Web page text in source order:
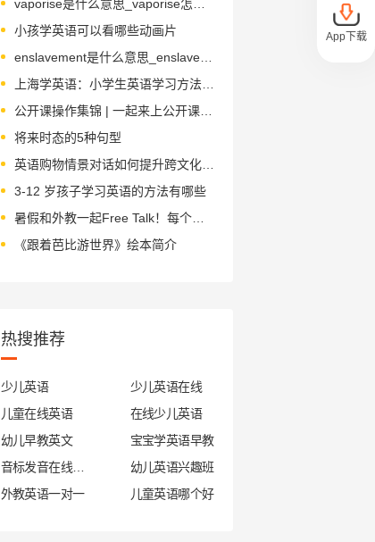
小孩学英语可以看哪些动画片
enslavement是什么意思_enslavement怎么读_音标ɪn'sleɪvmənt
上海学英语：小学生英语学习方法分享
公开课操作集锦 | 一起来上公开课，提升阅读力！
将来时态的5种句型
英语购物情景对话如何提升跨文化交际能力
3-12 岁孩子学习英语的方法有哪些
暑假和外教一起Free Talk！每个孩子都有Free Style！
《跟着芭比游世界》绘本简介
热搜推荐
少儿英语
少儿英语在线
儿童在线英语
在线少儿英语
幼儿早教英文
宝宝学英语早教
幼儿英语兴趣班
外教英语一对一
儿童英语哪个好
App下载